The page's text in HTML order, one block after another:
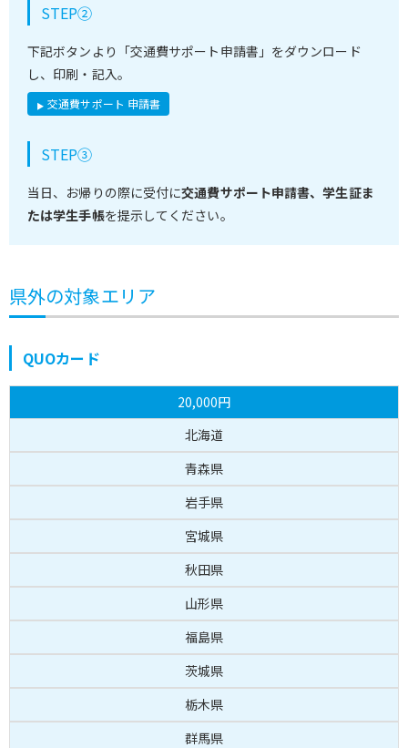
STEP②
下記ボタンより「交通費サポート申請書」をダウンロード
し、印刷・記入。
交通費サポート 申請書
STEP③
当日、お帰りの際に受付に交通費サポート申請書、学生証ま
たは学生手帳を提示してください。
県外の対象エリア
QUOカード
20,000円
北海道
青森県
岩手県
宮城県
秋田県
山形県
福島県
茨城県
栃木県
群馬県